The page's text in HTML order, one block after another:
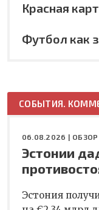
Красная
Футбол как
СОБЫТИЯ.
06.08.2026 |
Эстонии
Эстония